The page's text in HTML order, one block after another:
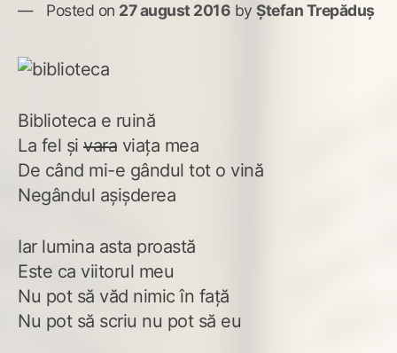
Posted on 27 august 2016 by Ștefan Trepăduș
Biblioteca e ruină
La fel și vara viața mea
De când mi-e gândul tot o vină
Negândul așișderea
Iar lumina asta proastă
Este ca viitorul meu
Nu pot să văd nimic în față
Nu pot să scriu nu pot să eu